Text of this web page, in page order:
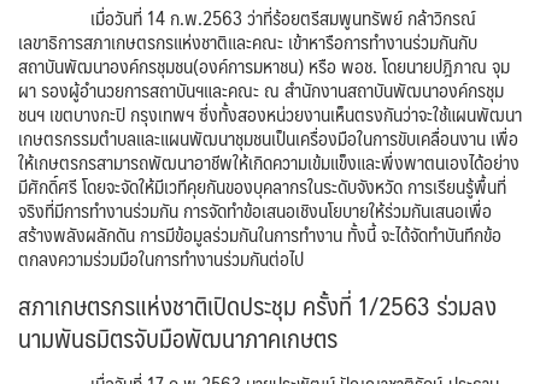
เมื่อวันที่ 14 ก.พ.2563 ว่าที่ร้อยตรีสมพูนทรัพย์ กล้าวิกรณ์
เลขาธิการสภาเกษตรกรแห่งชาติและคณะ เข้าหารือการทำงานร่วมกันกับ
สถาบันพัฒนาองค์กรชุมชน(องค์การมหาชน) หรือ พอช. โดยนายปฎิภาณ จุม
ผา รองผู้อำนวยการสถาบันฯและคณะ ณ สำนักงานสถาบันพัฒนาองค์กรชุม
ชนฯ เขตบางกะปิ กรุงเทพฯ ซึ่งทั้งสองหน่วยงานเห็นตรงกันว่าจะใช้แผนพัฒนา
เกษตรกรรมตำบลและแผนพัฒนาชุมชนเป็นเครื่องมือในการขับเคลื่อนงาน เพื่อ
ให้เกษตรกรสามารถพัฒนาอาชีพให้เกิดความเข้มแข็งและพึ่งพาตนเองได้อย่าง
มีศักดิ์ศรี โดยจะจัดให้มีเวทีคุยกันของบุคลากรในระดับจังหวัด การเรียนรู้พื้นที่
จริงที่มีการทำงานร่วมกัน การจัดทำข้อเสนอเชิงนโยบายให้ร่วมกันเสนอเพื่อ
สร้างพลังผลักดัน การมีข้อมูลร่วมกันในการทำงาน ทั้งนี้ จะได้จัดทำบันทึกข้อ
ตกลงความร่วมมือในการทำงานร่วมกันต่อไป
สภาเกษตรกรแห่งชาติเปิดประชุม ครั้งที่ 1/2563 ร่วมลง
นามพันธมิตรจับมือพัฒนาภาคเกษตร